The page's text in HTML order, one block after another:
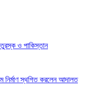
ও পাকিস্তান
নির্মাণ স্থগিত করলেন আদালত